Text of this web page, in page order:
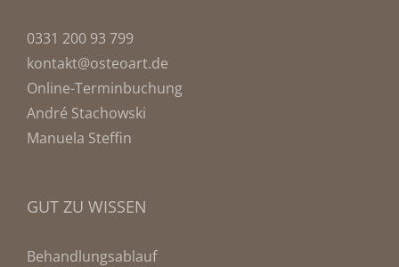
0331 200 93 799
kontakt@osteoart.de
Online-Terminbuchung
André Stachowski
Manuela Steffin
GUT ZU WISSEN
Behandlungsablauf